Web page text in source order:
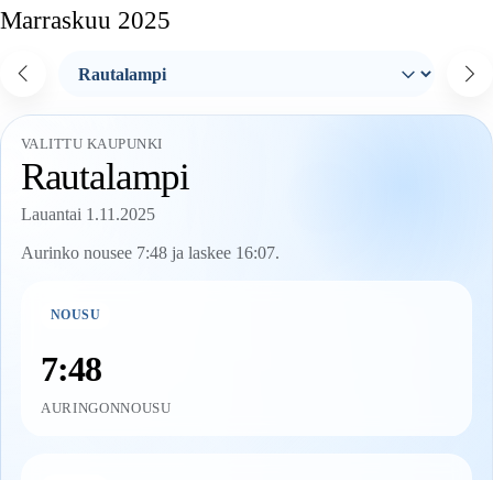
Marraskuu 2025
VALITTU KAUPUNKI
Rautalampi
Lauantai 1.11.2025
Aurinko nousee 7:48 ja laskee 16:07.
NOUSU
7:48
AURINGONNOUSU